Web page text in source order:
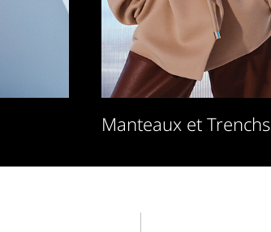
Manteaux et Trenchs